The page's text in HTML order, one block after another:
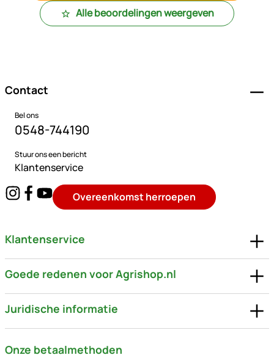
Alle beoordelingen weergeven
Contact
Bel ons
0548-744190
Stuur ons een bericht
Klantenservice
Overeenkomst herroepen
Klantenservice
Goede redenen voor Agrishop.nl
Juridische informatie
Onze betaalmethoden